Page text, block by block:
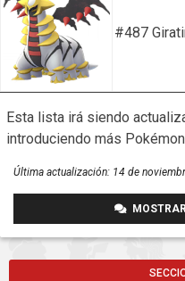
#487
Esta lista irá siendo
introduciendo más
Última actualización: 14 de